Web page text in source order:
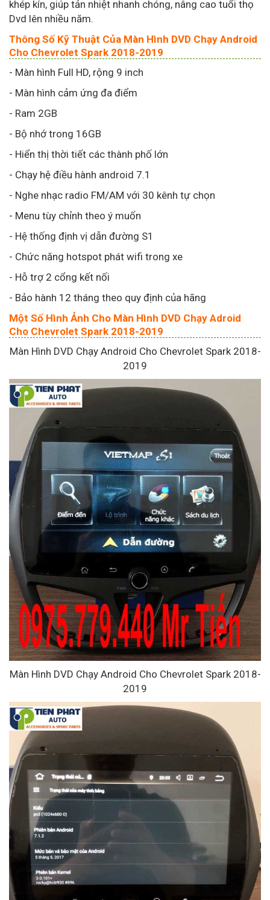
khép kín, giúp tản nhiệt nhanh chóng, nâng cao tuổi thọ
Dvd lên nhiều năm.
Thông Số Kỹ Thuật Của Màn Hình DVD Chạy Android
Cho Chevrolet Spark 2018-2019
- Màn hình Full HD, rộng 9 inch
- Màn hình cảm ứng đa điểm
- Ram 2GB
- Bộ nhớ trong 16GB
- Hiển thị thời tiết các thành phố lớn
- Chạy hệ điều hành android 7.1
- Nghe nhạc radio FM/AM với 30 kênh tự chọn
- Menu tùy chỉnh theo ý muốn
- Hệ thống định vị dẫn đường S1
- Chức năng hotspot phát wifi trong xe
- Hỗ trợ 2 cổng kết nối
- Bảo hành 12 tháng theo quy định của hãng
Một Số Hình Ảnh Cho Màn Hình DVD Chạy Adroid
Cho Chevrolet Spark 2018-2019
Màn Hình DVD Chạy Android Cho Chevrolet Spark 2018-
2019
Màn Hình DVD Chạy Android Cho Chevrolet Spark 2018-
2019